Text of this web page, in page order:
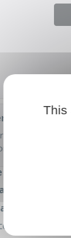
sur le motif
la lettre de
est
This